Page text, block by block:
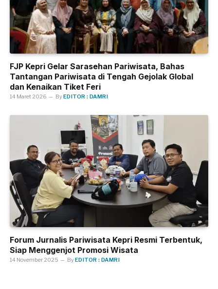
FJP Kepri Gelar Sarasehan Pariwisata, Bahas
Tantangan Pariwisata di Tengah Gejolak Global
dan Kenaikan Tiket Feri
14 Maret 2026 ByEDITOR : DAMRI
Forum Jurnalis Pariwisata Kepri Resmi Terbentuk,
Siap Menggenjot Promosi Wisata
14 November 2025 ByEDITOR : DAMRI